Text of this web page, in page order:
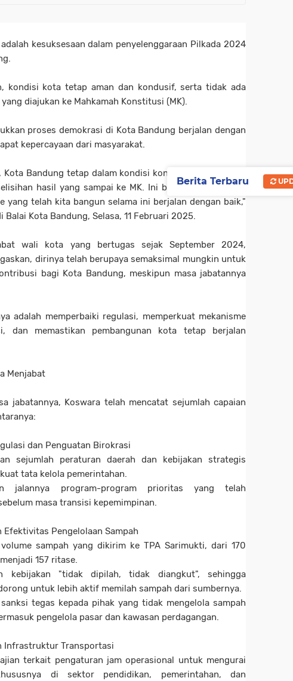
kesuksesaan dalam penyelenggaraan Pilkada 2024
kondisi kota tetap aman dan kondusif, serta tidak ada
diajukan ke Mahkamah Konstitusi (MK).
proses demokrasi di Kota Bandung berjalan dengan
kepercayaan dari masyarakat.
Kota Bandung tetap dalam kondisi kondusif usai Pilkada,
hasil yang sampai ke MK. Ini bukti bahwa sistem
yang telah kita bangun selama ini berjalan dengan baik,"
Balai Kota Bandung, Selasa, 11 Februari 2025.
wali kota yang bertugas sejak September 2024,
dirinya telah berupaya semaksimal mungkin untuk
bagi Kota Bandung, meskipun masa jabatannya
adalah memperbaiki regulasi, memperkuat mekanisme
dan memastikan pembangunan kota tetap berjalan
Menjabat
jabatannya, Koswara telah mencatat sejumlah capaian
dan Penguatan Birokrasi
sejumlah peraturan daerah dan kebijakan strategis
tata kelola pemerintahan.
jalannya program-program prioritas yang telah
masa transisi kepemimpinan.
Efektivitas Pengelolaan Sampah
sampah yang dikirim ke TPA Sarimukti, dari 170
157 ritase.
kebijakan "tidak dipilah, tidak diangkut", sehingga
untuk lebih aktif memilah sampah dari sumbernya.
tegas kepada pihak yang tidak mengelola sampah
pengelola pasar dan kawasan perdagangan.
Infrastruktur Transportasi
terkait pengaturan jam operasional untuk mengurai
di sektor pendidikan, pemerintahan, dan
Berita Terbaru